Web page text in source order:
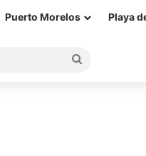
Puerto Morelos Playa